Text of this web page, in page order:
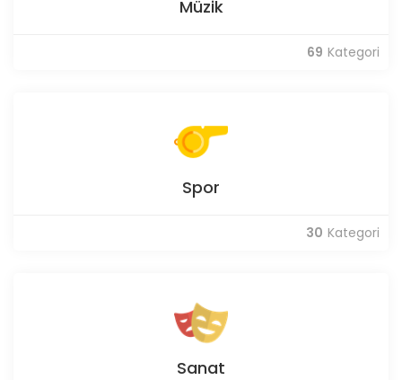
Müzik
69 Kategori
Spor
30 Kategori
Sanat